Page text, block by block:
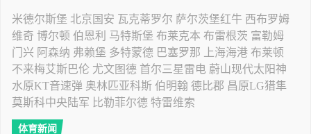
米德尔斯堡 北京国安 瓦克蒂罗尔 萨尔茨堡红牛 西布罗姆
维奇 博尔顿 伯恩利 马特斯堡 布莱克本 布雷根茨 富勒姆
门兴 阿森纳 弗赖堡 多特蒙德 巴塞罗那 上海海港 布莱顿
不来梅艾斯巴伦 尤文图德 首尔三星雷电 蔚山现代太阳神
水原KT音速弹 奥林匹亚科斯 伯明翰 德比郡 昌原LG猎隼
莫斯科中央陆军 比勒菲尔德 特雷维索
体育新闻